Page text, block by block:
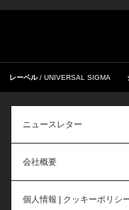
レーベル UNIVERSAL SIGMA
ニュースレター
会社概要
個人情報 | クッキーポリシ